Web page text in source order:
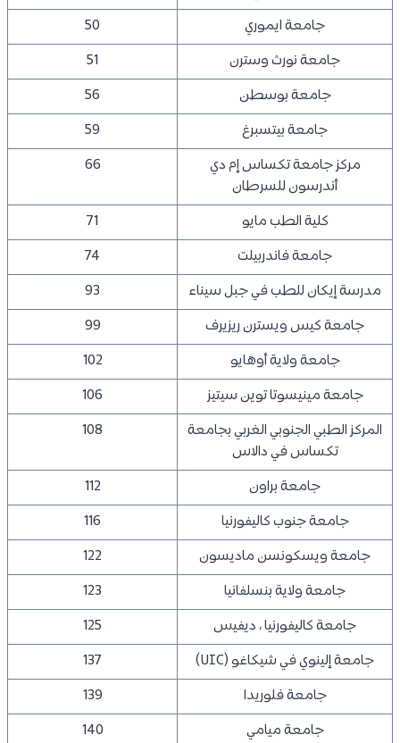
جامعة ايموري
50
جامعة نورث وسترن
51
جامعة بوسطن
56
جامعة بيتسبرغ
59
مركز جامعة تكساس إم دي
أندرسون للسرطان
66
كلية الطب مايو
71
جامعة فاندربيلت
74
مدرسة إيكان للطب في جبل سيناء
93
جامعة كيس ويسترن ريزيرف
99
جامعة ولاية أوهايو
102
جامعة مينيسوتا توين سيتيز
106
المركز الطبي الجنوبي الغربي بجامعة
تكساس في دالاس
108
جامعة براون
112
جامعة جنوب كاليفورنيا
116
جامعة ويسكونسن ماديسون
122
جامعة ولاية بنسلفانيا
123
جامعة كاليفورنيا ، ديفيس
125
جامعة إلينوي في شيكاغو (UIC)
137
جامعة فلوريدا
139
جامعة ميامي
140